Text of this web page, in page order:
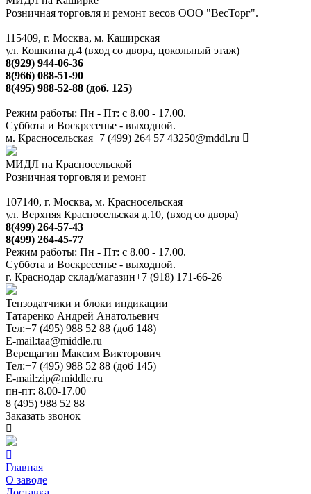
Розничная торговля и ремонт весов ООО "ВесТорг".
115409, г. Москва, м. Каширская
ул. Кошкина д.4 (вход со двора, цокольный этаж)
8(929) 944-06-36
8(966) 088-51-90
8(495) 988-52-88 (доб. 125)
Режим работы: Пн - Пт: с 8.00 - 17.00.
Суббота и Воскресенье - выходной.
м. Красносельская+7 (499) 264 57 43250@mddl.ru
МИДЛ на Красносельской
Розничная торговля и ремонт
107140, г. Москва, м. Красносельская
ул. Верхняя Красносельская д.10, (вход со двора)
8(499) 264-57-43
8(499) 264-45-77
Режим работы: Пн - Пт: с 8.00 - 17.00.
Суббота и Воскресенье - выходной.
г. Краснодар склад/магазин+7 (918) 171-66-26
Тензодатчики и блоки индикации
Татаренко Андрей Анатольевич
Тел:+7 (495) 988 52 88 (доб 148)
E-mail:taa@middle.ru
Верещагин Максим Викторович
Тел:+7 (495) 988 52 88 (доб 145)
E-mail:zip@middle.ru
пн-пт: 8.00-17.00
8 (495) 988 52 88
Заказать звонок
Главная
О заводе